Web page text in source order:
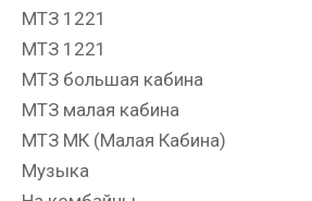
МТЗ 1221
МТЗ 1221
МТЗ большая кабина
МТЗ малая кабина
МТЗ МК (Малая Кабина)
Музыка